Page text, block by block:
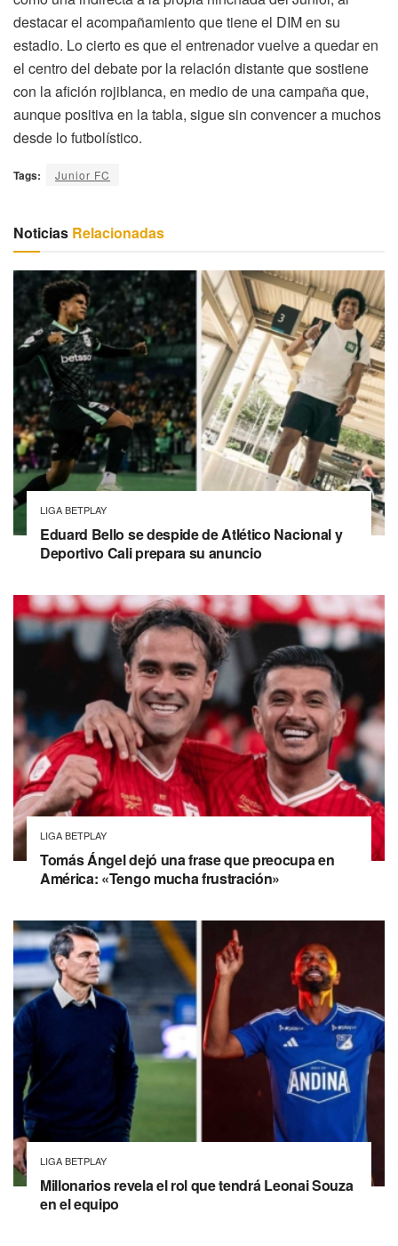
destacar el acompañamiento que tiene el DIM en su
estadio. Lo cierto es que el entrenador vuelve a quedar en
el centro del debate por la relación distante que sostiene
con la afición rojiblanca, en medio de una campaña que,
aunque positiva en la tabla, sigue sin convencer a muchos
desde lo futbolístico.
Tags: Junior FC
Noticias Relacionadas
LIGA BETPLAY
Eduard Bello se despide de Atlético Nacional y
Deportivo Cali prepara su anuncio
LIGA BETPLAY
Tomás Ángel dejó una frase que preocupa en
América: «Tengo mucha frustración»
LIGA BETPLAY
Millonarios revela el rol que tendrá Leonai Souza
en el equipo